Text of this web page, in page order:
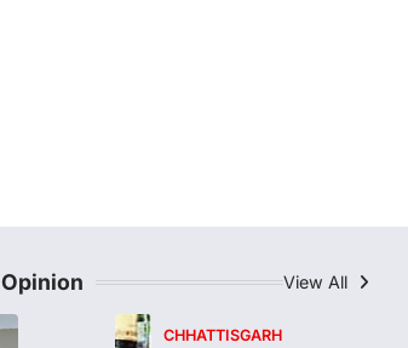
के तहत जशपुर जिले की 5 माह की मासूम…
Opinion View All
CHHATTISGARH